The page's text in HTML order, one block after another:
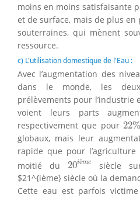
moins en moins satisfaisante
et de surface, mais de plus
souterraines, qui mènent
ressource.
c) L'utilisation domestique de l'Eau :
Avec l’augmentation des
dans le monde, les
prélèvements pour l’industrie
voient leurs parts
respectivement que pour 22%
22%
globaux, mais leur
rapide que pour
moitié du 20ième
20ième
siècle
$21^{ième} siècle où la
Cette eau est parfois